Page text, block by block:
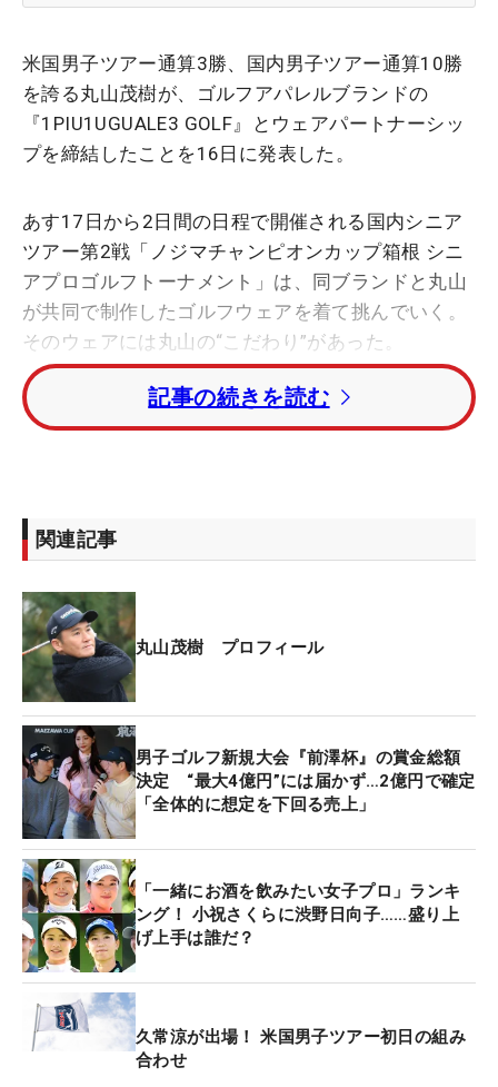
米国男子ツアー通算3勝、国内男子ツアー通算10勝
を誇る丸山茂樹が、ゴルフアパレルブランドの
『1PIU1UGUALE3 GOLF』とウェアパートナーシッ
プを締結したことを16日に発表した。
あす17日から2日間の日程で開催される国内シニア
ツアー第2戦「ノジマチャンピオンカップ箱根 シニ
アプロゴルフトーナメント」は、同ブランドと丸山
が共同で制作したゴルフウェアを着て挑んでいく。
そのウェアには丸山の“こだわり”があった。
「いまのは（現在の同ブランドのデザインは）少し
若すぎる。大きな字などの主張が強すぎることもあ
セプト的に少し違うかなと（同ブランドの担当者
に）話したら『全部希望のラインでイチからやりま
せて寄り添っていけるように、ロゴも小さく刺繍し
てもらった。トラディショナル系でいきたい。その
なかに光るワッペンのテイストを入れたり…かな」
カラーバリエーションは「明るい色も何種類かあ
る」が、基本は“煌びやかな”モノトーンスタイル。
“魅せるゴルフ”の真髄を体現する丸山と、ブランド
が追求する“ラグジュアリーゴルフウェア”のコンセ
プトのもと製作されたクラシックウェアラインを
「どんどん広げていければいいと思います」と自身
のプレーでもPRしていく。
記事の続きを読む
関連記事
丸山茂樹 プロフィール
男子ゴルフ新規大会『前澤杯』の賞金総額
決定 “最大4億円”には届かず…2億円で確定
「全体的に想定を下回る売上」
「一緒にお酒を飲みたい女子プロ」ランキ
ング！ 小祝さくらに渋野日向子……盛り上
げ上手は誰だ？
久常涼が出場！ 米国男子ツアー初日の組み
合わせ